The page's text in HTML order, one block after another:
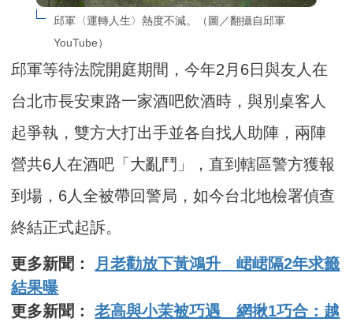
邱軍〈運轉人生〉熱度不減。（圖／翻攝自邱軍
YouTube）
邱軍等待法院開庭期間，今年2月6日與友人在
台北市長安東路一家酒吧飲酒時，與別桌客人
起爭執，雙方大打出手並各自找人助陣，兩陣
營共6人在酒吧「大亂鬥」，直到轄區警方獲報
到場，6人全被帶回警局，如今台北地檢署偵查
終結正式起訴。
更多新聞： 月老勸放下黃鴻升 峮峮隔2年求籤
結果曝
更多新聞：老高與小茉被巧遇 網揪1巧合：越